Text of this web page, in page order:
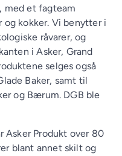
med et fagteam
og kokker. Vi benytter i
råvarer, og
i Asker, Grand
selges også
Baker, samt til
og Bærum. DGB ble
Asker Produkt over 80
blant annet skilt og